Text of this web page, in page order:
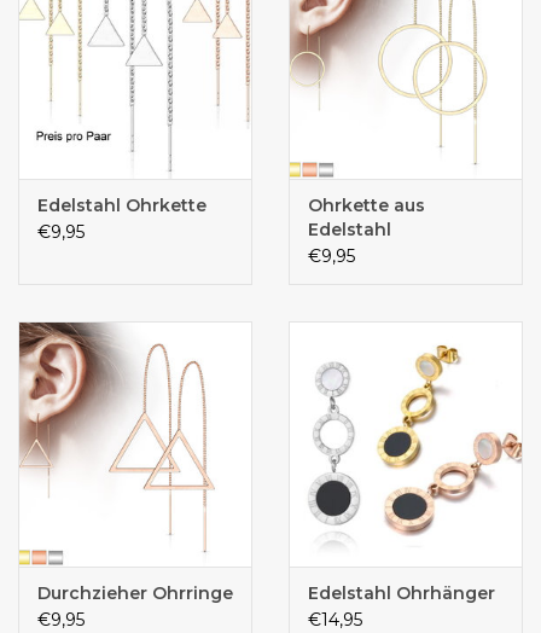
Edelstahl Ohrkette
€9,95
Ohrkette aus
Edelstahl
€9,95
Durchzieher Ohrringe
€9,95
Edelstahl Ohrhänger
€14,95